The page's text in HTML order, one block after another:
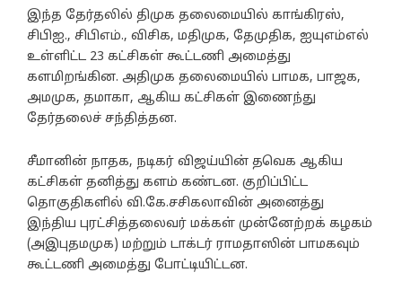
இந்த தேர்தலில் திமுக தலைமையில் காங்கிரஸ்,
சிபிஐ., சிபிஎம்., விசிக, மதிமுக, தேமுதிக, ஐயுஎம்எல்
உள்ளிட்ட 23 கட்சிகள் கூட்டணி அமைத்து
களமிறங்கின. அதிமுக தலைமையில் பாமக, பாஜக,
அமமுக, தமாகா, ஆகிய கட்சிகள் இணைந்து
தேர்தலைச் சந்தித்தன.
சீமானின் நாதக, நடிகர் விஜய்யின் தவெக ஆகிய
கட்சிகள் தனித்து களம் கண்டன. குறிப்பிட்ட
தொகுதிகளில் வி.கே.சசிகலாவின் அனைத்து
இந்திய புரட்சித்தலைவர் மக்கள் முன்னேற்றக் கழகம்
(அஇபுதமமுக) மற்றும் டாக்டர் ராமதாஸின் பாமகவும்
கூட்டணி அமைத்து போட்டியிட்டன.